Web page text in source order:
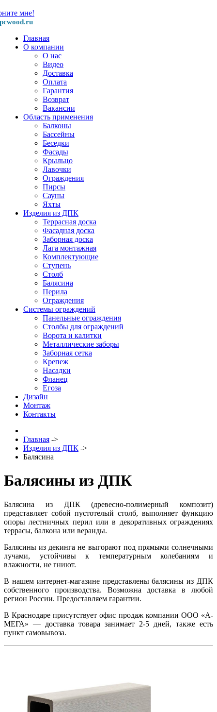
мне!
Главная
О компании
О нас
Видео
Доставка
Оплата
Гарантия
Возврат
Вакансии
Область применения
Балконы
Бассейны
Беседки
Фасады
Крыльцо
Лавочки
Ограждения
Пирсы
Сауны
Яхты
Изделия из ДПК
Террасная доска
Фасадная доска
Заборная доска
Лага монтажная
Комплектующие
Ступень
Столб
Балясина
Перила
Ограждения
Системы ограждений
Панельные ограждения
Столбы для ограждений
Ворота и калитки
Металлические заборы
Заборная сетка
Крепеж
Насадки
Фланец
Егоза
Дизайн
Монтаж
Контакты
Главная ->
Изделия из ДПК ->
Балясина
Балясины из ДПК
Балясина из ДПК (древесно-полимерный композит)
представляет собой пустотелый столб, выполняет функцию
опоры лестничных перил или в декоративных ограждениях
террасы, балкона или веранды.
Балясины из декинга не выгорают под прямыми солнечными
лучами, устойчивы к температурным колебаниям и
влажности, не гниют.
В нашем интернет-магазине представлены балясины из ДПК
собственного производства. Возможна доставка в любой
регион России. Предоставляем гарантии.
В Краснодаре присутствует офис продаж компании ООО «А-
МЕГА» — доставка товара занимает 2-5 дней, также есть
пункт самовывоза.